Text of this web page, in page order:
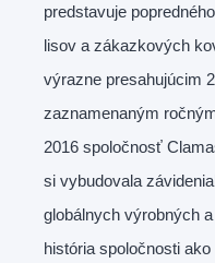
predstavuje
lisov a zákazkových
výrazne presahujúcim
zaznamenaným
2016 spoločnosť
si vybudovala
globálnych výrobných
história spoločnosti